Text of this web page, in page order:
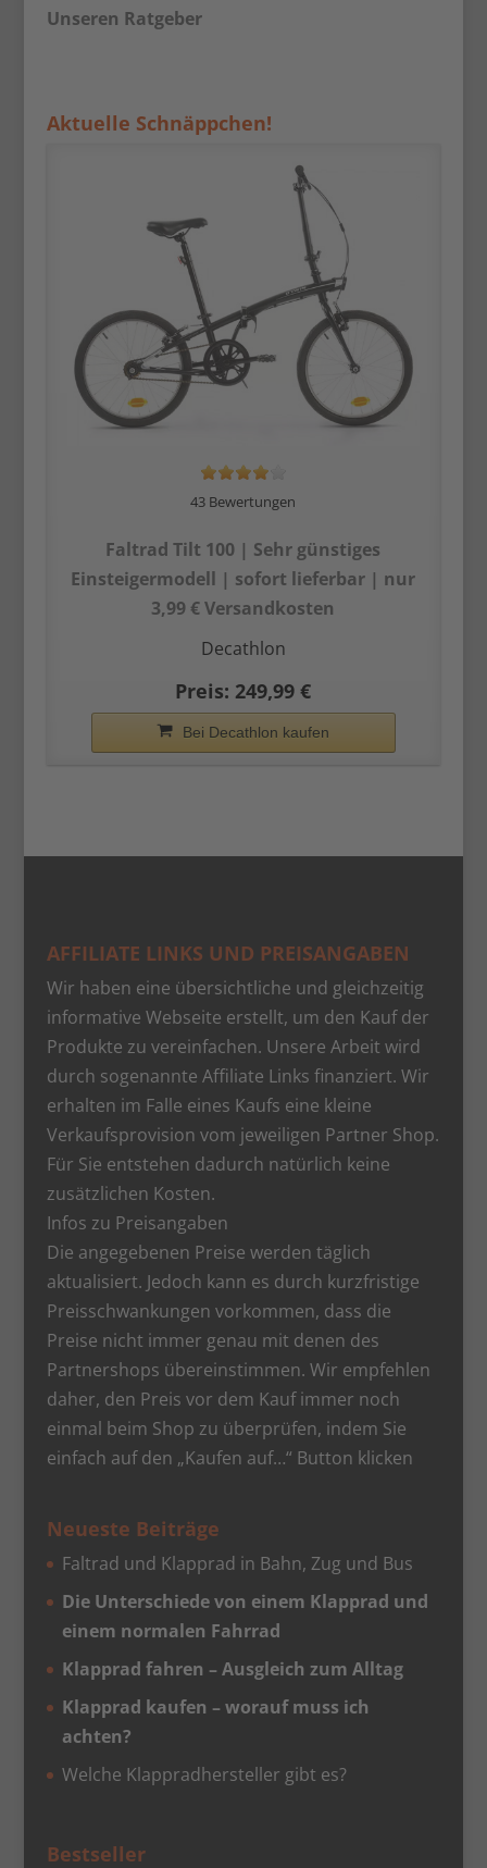
Unseren Ratgeber
Aktuelle Schnäppchen!
43 Bewertungen
Faltrad Tilt 100 | Sehr günstiges
Einsteiger­modell | sofort lieferbar | nur
3,99 € Versandkosten
Decathlon
Preis: 249,99 €
Bei Decathlon kaufen
AFFILIATE LINKS UND PREISANGABEN
Wir haben eine übersichtliche und gleichzeitig
informative Webseite erstellt, um den Kauf der
Produkte zu vereinfachen. Unsere Arbeit wird
durch sogenannte Affiliate Links finanziert. Wir
erhalten im Falle eines Kaufs eine kleine
Verkaufsprovision vom jeweiligen Partner Shop.
Für Sie entstehen dadurch natürlich keine
zusätzlichen Kosten.
Infos zu Preisangaben
Die angegebenen Preise werden täglich
aktualisiert. Jedoch kann es durch kurzfristige
Preisschwankungen vorkommen, dass die
Preise nicht immer genau mit denen des
Partnershops übereinstimmen. Wir empfehlen
daher, den Preis vor dem Kauf immer noch
einmal beim Shop zu überprüfen, indem Sie
einfach auf den „Kaufen auf…“ Button klicken
Neueste Beiträge
Faltrad und Klapprad in Bahn, Zug und Bus
Die Unterschiede von einem Klapprad und
einem normalen Fahrrad
Klapprad fahren – Ausgleich zum Alltag
Klapprad kaufen – worauf muss ich
achten?
Welche Klappradhersteller gibt es?
Bestseller